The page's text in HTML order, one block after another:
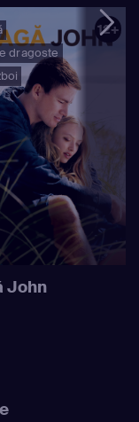
dragoste
12+
John